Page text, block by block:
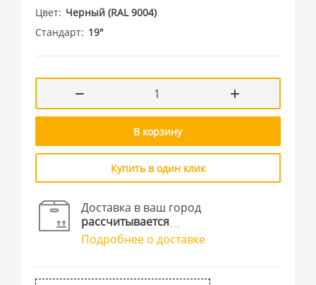
Цвет Черный (RAL 9004)
Стандарт 19"
В корзину
Купить в один клик
Доставка в ваш город
рассчитывается
Подробнее о доставке